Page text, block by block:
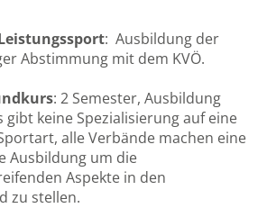
: Ausbildung der
Abstimmung mit dem KVÖ.
: 2 Semester, Ausbildung
gibt keine Spezialisierung auf eine
alle Verbände machen eine
Ausbildung um die
Aspekte in den
zu stellen.